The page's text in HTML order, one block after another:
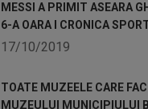
MESSI A PRIMIT ASEARA
6-A OARA I CRONICA
17/10/2019
TOATE MUZEELE CARE
MUZEULUI MUNICIPIULUI